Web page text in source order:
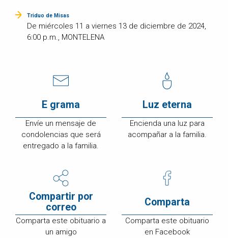
Triduo de Misas
De miércoles 11 a viernes 13 de diciembre de 2024,
6:00 p.m., MONTELENA
E grama
Envíe un mensaje de
condolencias que será
entregado a la familia.
Luz eterna
Encienda una luz para
acompañar a la familia.
Compartir por
correo
Comparta este obituario a
un amigo
Comparta
Comparta este obituario
en Facebook